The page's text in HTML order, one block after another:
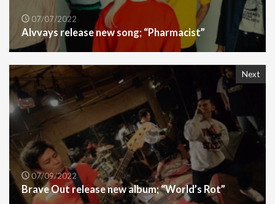
07/07/2022
Alvvays release new song; “Pharmacist”
Next
07/09/2022
Brave Out release new album; “World’s Rot”